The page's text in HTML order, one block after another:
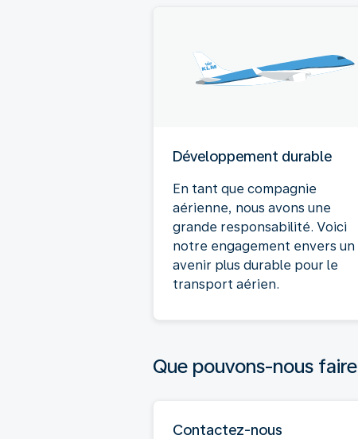
Développement durable
En tant que compagnie
aérienne, nous avons une
grande responsabilité. Voici
notre engagement envers un
avenir plus durable pour le
transport aérien.
Que pouvons-nous
Contactez-nous